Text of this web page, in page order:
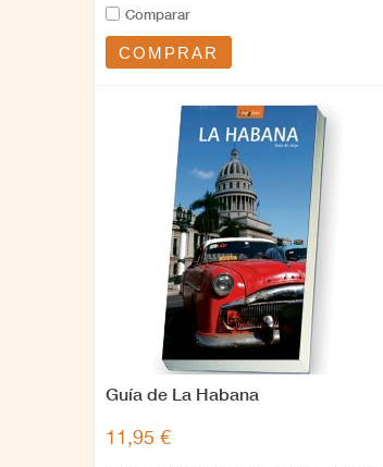
Comparar
COMPRAR
Guía de La Habana
11,95 €